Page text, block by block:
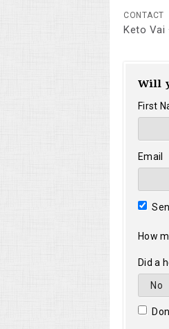
CONTACT
Keto Vai ·
Will
First
Email
How
Did a